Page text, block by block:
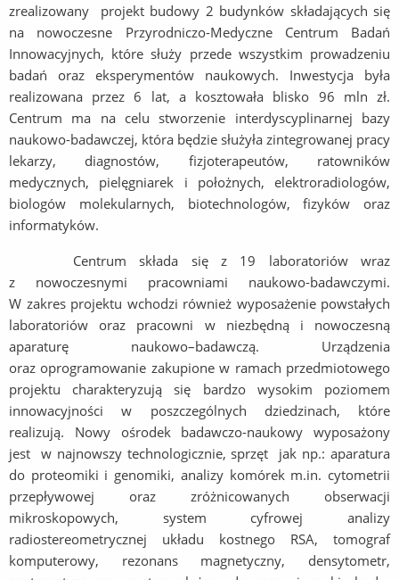
zrealizowany projekt budowy 2 budynków składających się
na nowoczesne Przyrodniczo-Medyczne Centrum Badań
Innowacyjnych, które służy przede wszystkim prowadzeniu
badań oraz eksperymentów naukowych. Inwestycja była
realizowana przez 6 lat, a kosztowała blisko 96 mln zł.
Centrum ma na celu stworzenie interdyscyplinarnej bazy
naukowo-badawczej, która będzie służyła zintegrowanej pracy
lekarzy, diagnostów, fizjoterapeutów, ratowników
medycznych, pielęgniarek i położnych, elektroradiologów,
biologów molekularnych, biotechnologów, fizyków oraz
informatyków.
Centrum składa się z 19 laboratoriów wraz
z nowoczesnymi pracowniami naukowo-badawczymi.
W zakres projektu wchodzi również wyposażenie powstałych
laboratoriów oraz pracowni w niezbędną i nowoczesną
aparaturę naukowo–badawczą. Urządzenia
oraz oprogramowanie zakupione w ramach przedmiotowego
projektu charakteryzują się bardzo wysokim poziomem
innowacyjności w poszczególnych dziedzinach, które
realizują. Nowy ośrodek badawczo-naukowy wyposażony
jest w najnowszy technologicznie, sprzęt jak np.: aparatura
do proteomiki i genomiki, analizy komórek m.in. cytometrii
przepływowej oraz zróżnicowanych obserwacji
mikroskopowych, system cyfrowej analizy
radiostereometrycznej układu kostnego RSA, tomograf
komputerowy, rezonans magnetyczny, densytometr,